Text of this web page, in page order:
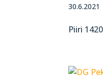
30.6.2021
Piiri